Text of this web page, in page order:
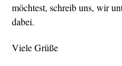
möchtest, schreib uns, wir
dabei.
Viele Grüße